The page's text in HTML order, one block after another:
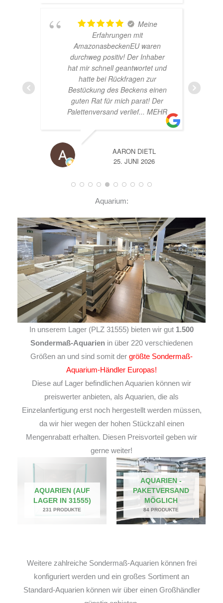
Meine
Erfahrungen mit
AmazonasbeckenEU waren
durchweg positiv! Der Inhaber
hat mir schnell geantwortet und
hatte bei Rückfragen zur
Bestückung des Beckens einen
guten Rat für mich parat! Der
Palettenversand verlief... MEHR
AARON DIETL
25. JUNI 2026
Aquarium:
In unserem Lager (PLZ 31555) bieten wir gut 1.500
Sondermaß-Aquarien in über 220 verschiedenen
Größen an und sind somit der größte Sondermaß-
Aquarium-Händler Europas!
Diese auf Lager befindlichen Aquarien können wir
preiswerter anbieten, als Aquarien, die als
Einzelanfertigung erst noch hergestellt werden müssen,
da wir hier wegen der hohen Stückzahl einen
Mengenrabatt erhalten. Diesen Preisvorteil geben wir
gerne weiter!
AQUARIEN (AUF
LAGER IN 31555)
231 PRODUKTE
AQUARIEN -
PAKETVERSAND
MÖGLICH
84 PRODUKTE
Weitere zahlreiche Sondermaß-Aquarien können frei
konfiguriert werden und ein großes Sortiment an
Standard-Aquarien können wir über einen Großhändler